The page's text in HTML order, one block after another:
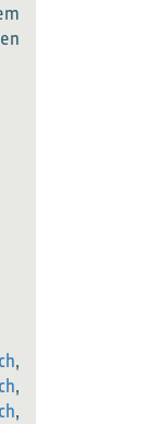
,
,
,